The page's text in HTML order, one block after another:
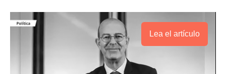
Lea el artículo